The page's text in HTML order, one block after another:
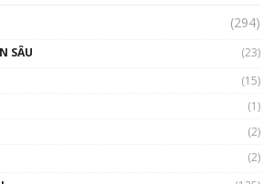
(294)
SÂU
(23)
(15)
(1)
(2)
(2)